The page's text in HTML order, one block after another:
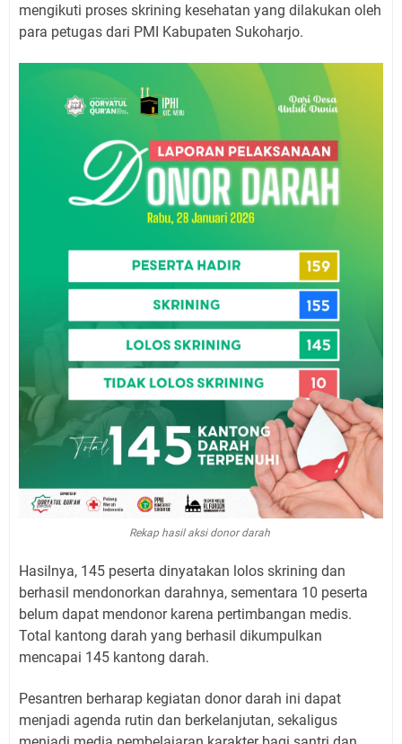
mengikuti proses skrining kesehatan yang dilakukan oleh
para petugas dari PMI Kabupaten Sukoharjo.
Rekap hasil aksi donor darah
Hasilnya, 145 peserta dinyatakan lolos skrining dan
berhasil mendonorkan darahnya, sementara 10 peserta
belum dapat mendonor karena pertimbangan medis.
Total kantong darah yang berhasil dikumpulkan
mencapai 145 kantong darah.
Pesantren berharap kegiatan donor darah ini dapat
menjadi agenda rutin dan berkelanjutan, sekaligus